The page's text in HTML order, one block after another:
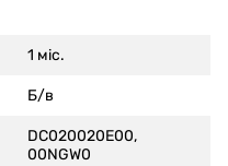
1 міс.
Б/в
DC020020E00,
00NGW0